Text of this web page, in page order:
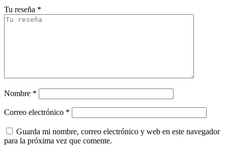
Tu reseña *
Nombre *
Correo electrónico *
Guarda mi nombre, correo electrónico y web en este navegador
para la próxima vez que comente.